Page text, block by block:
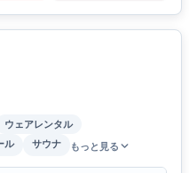
ウェアレンタル
ル サウナ もっと見る